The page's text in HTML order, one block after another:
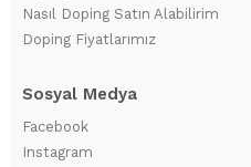
Nasıl Doping Satın Alabilirim
Doping Fiyatlarımız
Sosyal Medya
Facebook
Instagram